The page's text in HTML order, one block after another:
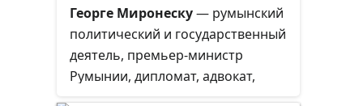
начали опасаться, что Россия, как
и Австрийская империя,захочет
аннексировать Румынию.
Поэтому лидеры румынского
Георге Миронеску— румынский
политический и государственный
деятель, премьер-министр
Румынии, дипломат, адвокат,